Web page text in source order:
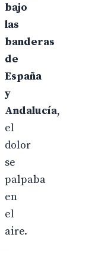
bajo
las
banderas
de
España
y
Andalucía,
el
dolor
se
palpaba
en
el
aire.